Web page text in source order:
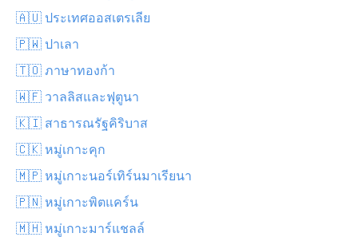
🇦🇺 ประเทศออสเตรเลีย
🇵🇼 ปาเลา
🇹🇴 ภาษาทองก้า
🇼🇫 วาลลิสและฟุตูนา
🇰🇮 สาธารณรัฐคิริบาส
🇨🇰 หมู่เกาะคุก
🇲🇵 หมู่เกาะนอร์เทิร์นมาเรียนา
🇵🇳 หมู่เกาะพิตแคร์น
🇲🇭 หมู่เกาะมาร์แชลล์